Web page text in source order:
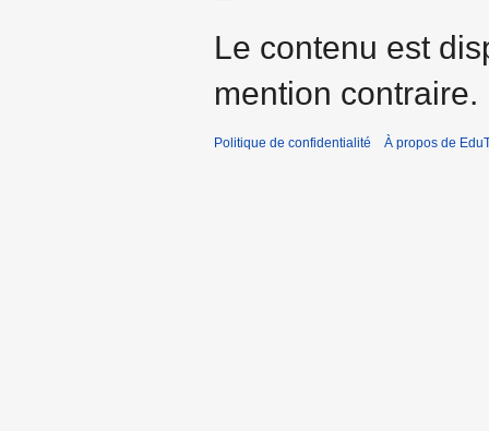
Le contenu est
mention contraire.
Politique de confidentialité À propos de